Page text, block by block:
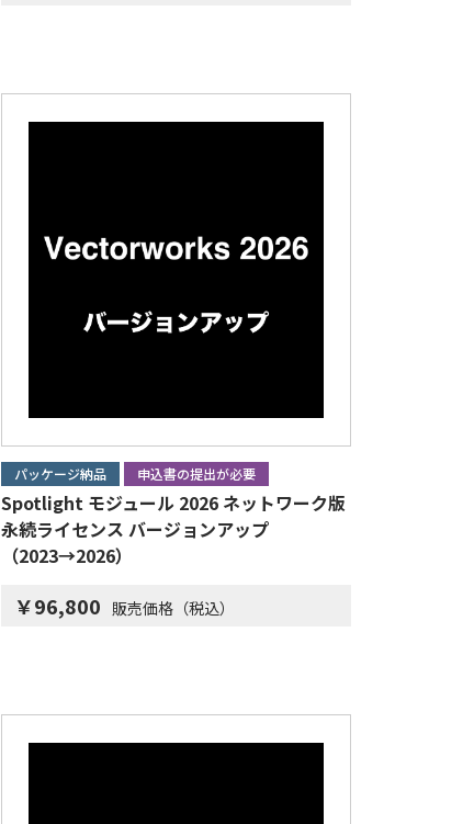
パッケージ納品 申込書の提出が必要
Spotlight モジュール 2026 ネットワーク版
永続ライセンス バージョンアップ
（2023→2026）
￥96,800 販売価格（税込）